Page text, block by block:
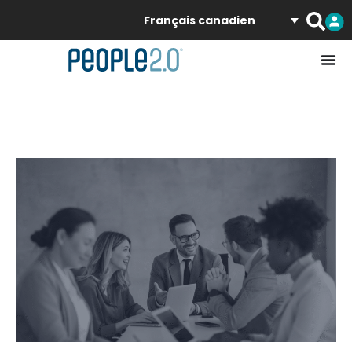
Français canadien